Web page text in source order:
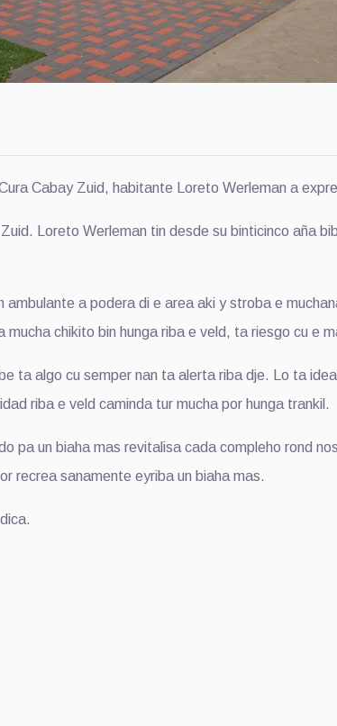
Cabay Zuid, habitante Loreto Werleman a
Loreto Werleman tin desde su binticinco aña
a podera di e area aki y stroba e
chikito bin hunga riba e veld, ta riesgo cu e
ta algo cu semper nan ta alerta riba dje. Lo ta
riba e veld caminda tur mucha por hunga trankil.
pa un biaha mas revitalisa cada compleho rond
recrea sanamente eyriba un biaha mas.